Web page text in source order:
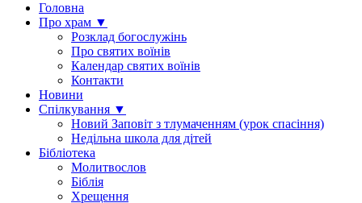
Головна
Про храм ▼
Розклад богослужінь
Про святих воїнів
Календар святих воїнів
Контакти
Новини
Спілкування ▼
Новий Заповіт з тлумаченням (урок спасіння)
Недільна школа для дітей
Бібліотека
Молитвослов
Біблія
Хрещення